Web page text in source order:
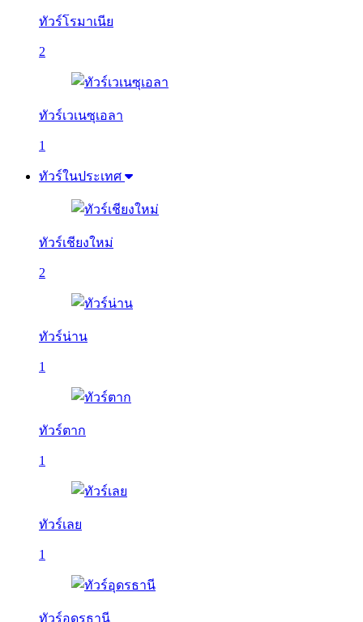
ทัวร์โรมาเนีย
2
ทัวร์เวเนซุเอลา
1
ทัวร์ในประเทศ
ทัวร์เชียงใหม่
2
ทัวร์น่าน
1
ทัวร์ตาก
1
ทัวร์เลย
1
ทัวร์อุดรธานี